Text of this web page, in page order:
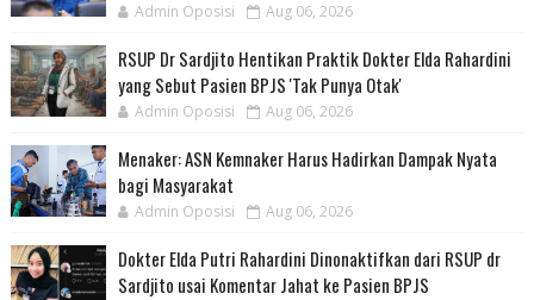
Admin Oposisi Aug 06, 2026
RSUP Dr Sardjito Hentikan Praktik Dokter Elda Rahardini
yang Sebut Pasien BPJS 'Tak Punya Otak'
Admin Oposisi Aug 06, 2026
Menaker: ASN Kemnaker Harus Hadirkan Dampak Nyata
bagi Masyarakat
Admin Oposisi Aug 06, 2026
Dokter Elda Putri Rahardini Dinonaktifkan dari RSUP dr
Sardjito usai Komentar Jahat ke Pasien BPJS